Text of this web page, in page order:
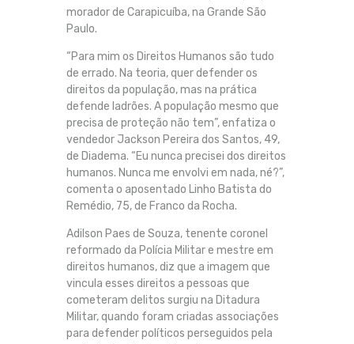
morador de Carapicuíba, na Grande São
Paulo.
“Para mim os Direitos Humanos são tudo
de errado. Na teoria, quer defender os
direitos da população, mas na prática
defende ladrões. A população mesmo que
precisa de proteção não tem”, enfatiza o
vendedor Jackson Pereira dos Santos, 49,
de Diadema. “Eu nunca precisei dos direitos
humanos. Nunca me envolvi em nada, né?”,
comenta o aposentado Linho Batista do
Remédio, 75, de Franco da Rocha.
Adilson Paes de Souza, tenente coronel
reformado da Polícia Militar e mestre em
direitos humanos, diz que a imagem que
vincula esses direitos a pessoas que
cometeram delitos surgiu na Ditadura
Militar, quando foram criadas associações
para defender políticos perseguidos pela